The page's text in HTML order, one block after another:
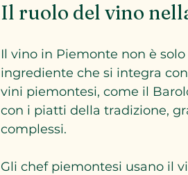
Il ruolo del vino
Il vino in Piemonte non è
ingrediente che si integra
vini piemontesi, come il
con i piatti della tradizione,
complessi.
Gli chef piemontesi usano il